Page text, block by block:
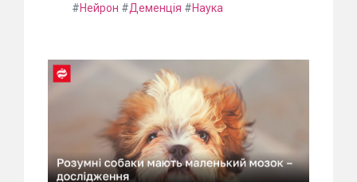
#Нейрон #Деменція #Наука